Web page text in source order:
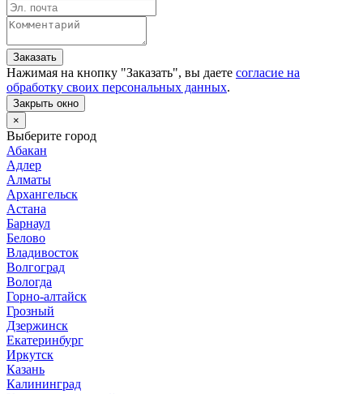
Заказать
Нажимая на кнопку "Заказать", вы даете согласие на
обработку своих персональных данных.
Закрыть окно
×
Выберите город
Абакан
Адлер
Алматы
Архангельск
Астана
Барнаул
Белово
Владивосток
Волгоград
Вологда
Горно-алтайск
Грозный
Дзержинск
Екатеринбург
Иркутск
Казань
Калининград